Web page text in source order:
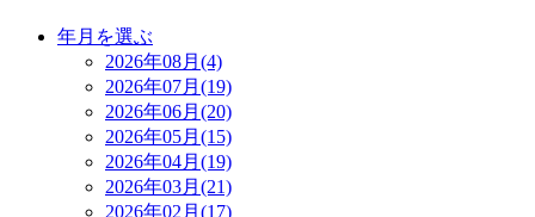
年月を選ぶ
2026年08月(4)
2026年07月(19)
2026年06月(20)
2026年05月(15)
2026年04月(19)
2026年03月(21)
2026年02月(17)